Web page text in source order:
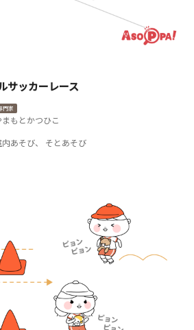
サッカーレース
門家
まもとかつひこ
内あそび
そとあそび